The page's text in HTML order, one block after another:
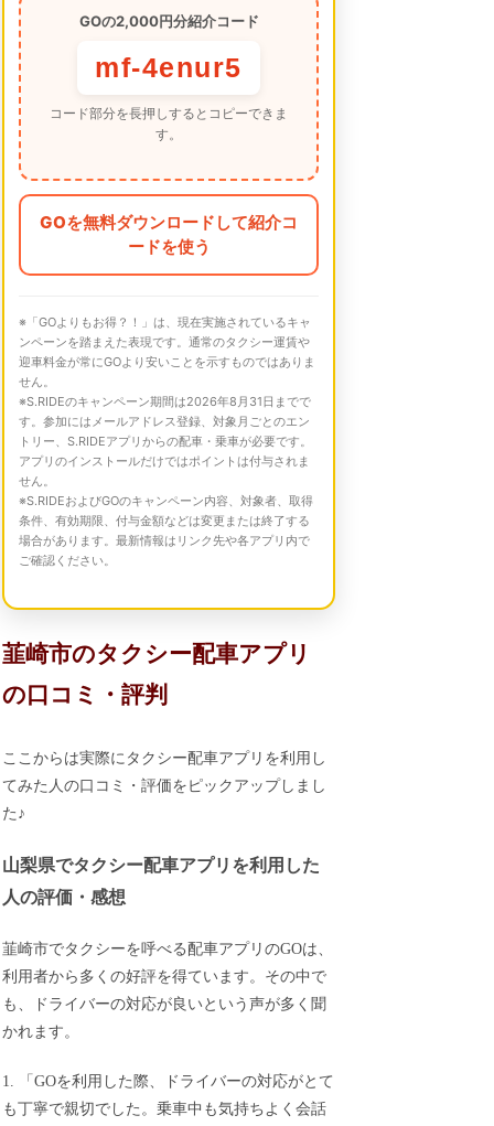
GOの2,000円分紹介コード
mf-4enur5
コード部分を長押しするとコピーできま
す。
GOを無料ダウンロードして紹介コ
ードを使う
※「GOよりもお得？！」は、現在実施されているキャ
ンペーンを踏まえた表現です。通常のタクシー運賃や
迎車料金が常にGOより安いことを示すものではありま
せん。
※S.RIDEのキャンペーン期間は2026年8月31日までで
す。参加にはメールアドレス登録、対象月ごとのエン
トリー、S.RIDEアプリからの配車・乗車が必要です。
アプリのインストールだけではポイントは付与されま
せん。
※S.RIDEおよびGOのキャンペーン内容、対象者、取得
条件、有効期限、付与金額などは変更または終了する
場合があります。最新情報はリンク先や各アプリ内で
ご確認ください。
韮崎市のタクシー配車アプリ
の口コミ・評判
ここからは実際にタクシー配車アプリを利用し
てみた人の口コミ・評価をピックアップしまし
た♪
山梨県でタクシー配車アプリを利用した
人の評価・感想
韮崎市でタクシーを呼べる配車アプリのGOは、
利用者から多くの好評を得ています。その中で
も、ドライバーの対応が良いという声が多く聞
かれます。
1. 「GOを利用した際、ドライバーの対応がとて
も丁寧で親切でした。乗車中も気持ちよく会話